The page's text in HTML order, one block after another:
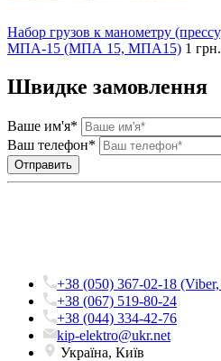
Набор грузов к манометру
МПА-15 (МПА 15, МПА15) 1 грн.
Швидке замовлення
Ваше им'я*
Ваш телефон*
+38 (050) 367-02-18
+38 (067) 519-80-24
+38 (044) 334-42-76
kip-elektro@ukr.net
Україна, Київ